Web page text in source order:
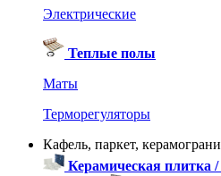
Электрические
Теплые полы
Маты
Терморегуляторы
Кафель, паркет,
Керамическая плитка